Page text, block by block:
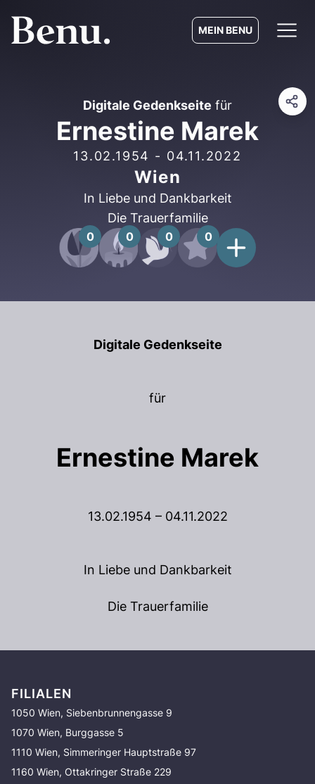
MEIN BENU
Digitale Gedenkseite für
Ernestine Marek
13.02.1954 - 04.11.2022
Wien
In Liebe und Dankbarkeit
Die Trauerfamilie
0 0 0 0
Digitale Gedenkseite
für
Ernestine Marek
13.02.1954 – 04.11.2022
In Liebe und Dankbarkeit
Die Trauerfamilie
FILIALEN
1050 Wien, Siebenbrunnengasse 9
1070 Wien, Burggasse 5
1110 Wien, Simmeringer Hauptstraße 97
1160 Wien, Ottakringer Straße 229